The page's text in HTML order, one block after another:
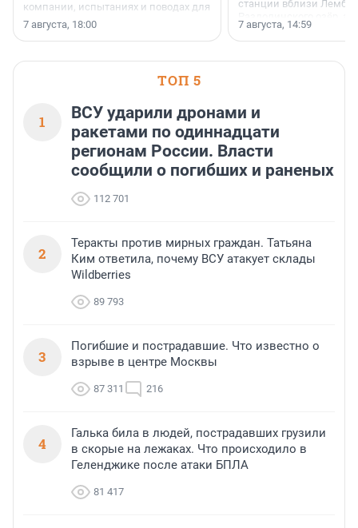
компании, испытаниях и поводах для
осторожного оптимизма.
7 августа, 18:00
станции вблизи
недалеко от Большого
водопада.
7 августа, 14:59
ТОП 5
1
ВСУ ударили дронами и
ракетами по одиннадцати
регионам России. Власти
сообщили о погибших и раненых
112 701
2
Теракты против мирных граждан. Татьяна
Ким ответила, почему ВСУ атакует склады
Wildberries
89 793
3
Погибшие и пострадавшие. Что известно о
взрыве в центре Москвы
87 311 216
4
Галька била в людей, пострадавших грузили
в скорые на лежаках. Что происходило в
Геленджике после атаки БПЛА
81 417